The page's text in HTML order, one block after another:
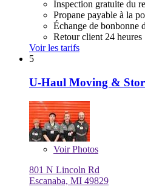
Inspection gratuite du
Propane payable à la
Échange de bonbonne
Retour client 24 heures
Voir les tarifs
5
U-Haul Moving &
VoirPhotos
801 N Lincoln Rd
Escanaba, MI 49829